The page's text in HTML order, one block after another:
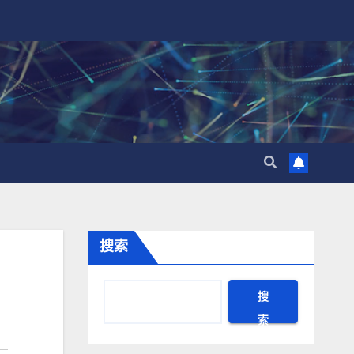
搜索
搜
索